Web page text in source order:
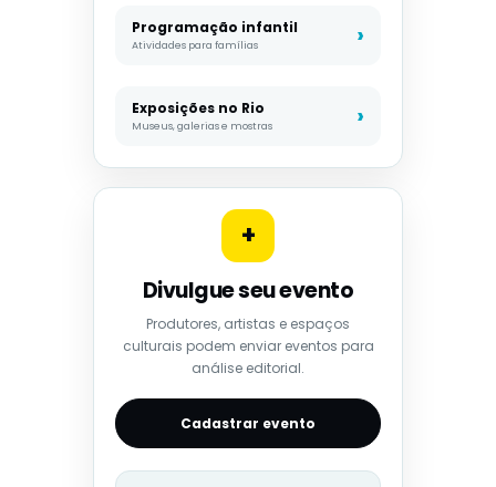
Programação infantil
Atividades para famílias
Exposições no Rio
Museus, galerias e mostras
+
Divulgue seu evento
Produtores, artistas e espaços
culturais podem enviar eventos para
análise editorial.
Cadastrar evento